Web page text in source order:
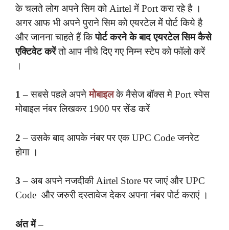
के चलते लोग अपने सिम को Airtel में Port करा रहे है ।
अगर आफ भी अपने पुराने सिम को एयरटेल मेें पोर्ट किये है
और जानना चाहते हैं किपोर्ट करने के बाद एयरटेल सिम कैसे
एक्टिवेट करेंतो आप नीचे दिए गए निम्न स्टेप को फॉलो करें
।
1 – सबसे पहले अपनेमोबाइलके मैसेज बॉक्स मे Port स्पेस
मोबाइल नंबर लिखकर 1900 पर सेंड करें
2 – उसके बाद आपके नंबर पर एक UPC Code जनरेट
होगा ।
3 – अब अपने नजदीकी Airtel Store पर जाएं और UPC
Code और जरुरी दस्तावेज देकर अपना नंबर पोर्ट कराएं ।
अंत में –